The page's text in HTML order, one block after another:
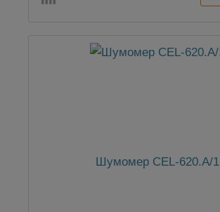
Шумомер CEL-620.A/1